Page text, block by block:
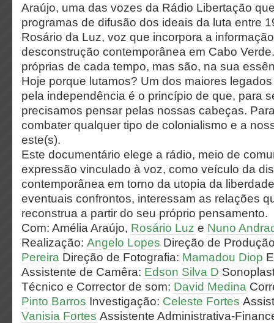
Araújo, uma das vozes da Rádio Libertação
programas de difusão dos ideais da luta entre
Rosário da Luz, voz que incorpora a
desconstrução contemporânea em Cabo
próprias de cada tempo, mas são, na sua
Hoje porque lutamos? Um dos maiores
pela independência é o princípio de que, para
precisamos pensar pelas nossas cabeças.
combater qualquer tipo de colonialismo e a
este(s).
Este documentário elege a rádio, meio de
expressão vinculado à voz, como veículo da
contemporânea em torno da utopia da
eventuais confrontos, interessam as relações
reconstrua a partir do seu próprio pensamento.
Com: Amélia Araújo, Rosário Luz e Nuno
Realização: Angelo Lopes Direção de
Pereira Direção de Fotografia: Mamadou Diop
Assistente de Camêra: Edson Silva D
Técnico e Corrector de som: David Medina
Pinto Barros Investigação: Celeste Fortes
Vanisia Fortes Assistente Administrativa-